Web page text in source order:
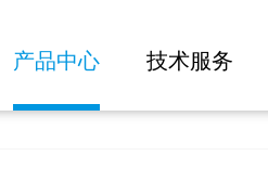
产品中心 技术服务